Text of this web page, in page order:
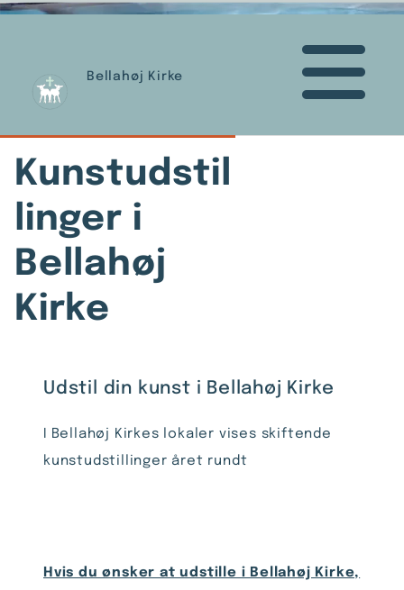
Bellahøj Kirke
Kunstudstil
linger i
Bellahøj
Kirke
Udstil din kunst i Bellahøj Kirke
I Bellahøj Kirkes lokaler vises skiftende
kunstudstillinger året rundt
Hvis du ønsker at udstille i Bellahøj Kirke,